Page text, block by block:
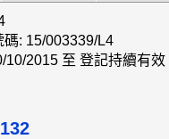
: 15/003339/L4
2015 至 登記持續有效